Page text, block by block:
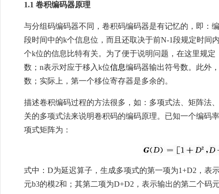
1.1 卷积编码器原理
与分组码编码器不同，卷积码编码器是有记忆的，即：
段时间中的k个信息位，而且还取决于前N-1段规定时间
个k位的信息比特有关。为了便于说明问题，在这里规
数；n表示对应于移入k位信息编码器输出符号数。此外
数；实际上，第一个移位寄存器是多余的。
描述卷积编码过程的方法很多，如：多项式法、矩阵法
关的多项式法来说明卷积码的编码原理。已知一个编码
项式矩阵为：
式中：D为延迟算子，生成多项式的第一项为1+D2，表
元b3的模2和；其第二项为D+D2，表示输出的第二个码